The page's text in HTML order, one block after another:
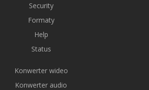
Security
Formaty
Help
Status
Konwerter wideo
Konwerter audio